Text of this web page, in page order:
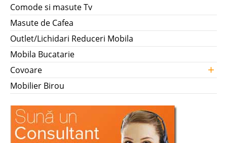
Comode si masute Tv
Masute de Cafea
Outlet/Lichidari Reduceri Mobila
Mobila Bucatarie
Covoare
+
Mobilier Birou